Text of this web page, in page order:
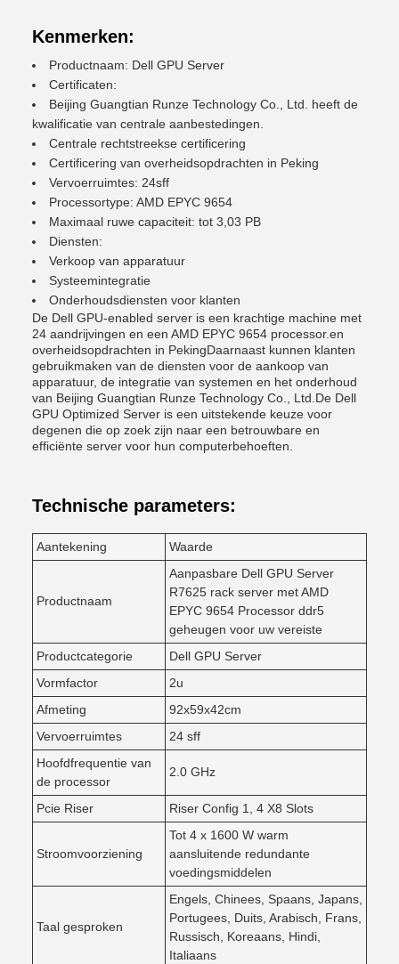
Kenmerken:
Productnaam: Dell GPU Server
Certificaten:
Beijing Guangtian Runze Technology Co., Ltd. heeft de
kwalificatie van centrale aanbestedingen.
Centrale rechtstreekse certificering
Certificering van overheidsopdrachten in Peking
Vervoerruimtes: 24sff
Processortype: AMD EPYC 9654
Maximaal ruwe capaciteit: tot 3,03 PB
Diensten:
Verkoop van apparatuur
Systeemintegratie
Onderhoudsdiensten voor klanten
De Dell GPU-enabled server is een krachtige machine met
24 aandrijvingen en een AMD EPYC 9654 processor.en
overheidsopdrachten in PekingDaarnaast kunnen klanten
gebruikmaken van de diensten voor de aankoop van
apparatuur, de integratie van systemen en het onderhoud
van Beijing Guangtian Runze Technology Co., Ltd.De Dell
GPU Optimized Server is een uitstekende keuze voor
degenen die op zoek zijn naar een betrouwbare en
efficiënte server voor hun computerbehoeften.
Technische parameters:
Aantekening Waarde
Productnaam
Aanpasbare Dell GPU Server
R7625 rack server met AMD
EPYC 9654 Processor ddr5
geheugen voor uw vereiste
Productcategorie
Dell GPU Server
Vormfactor
2u
Afmeting
92x59x42cm
Vervoerruimtes
24 sff
Hoofdfrequentie van
de processor
2.0 GHz
Pcie Riser Riser Config 1, 4 X8 Slots
Stroomvoorziening
Tot 4 x 1600 W warm
aansluitende redundante
voedingsmiddelen
Taal gesproken
Engels, Chinees, Spaans, Japans,
Portugees, Duits, Arabisch, Frans,
Russisch, Koreaans, Hindi,
Italiaans